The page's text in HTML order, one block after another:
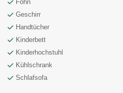
Föhn
Geschirr
Handtücher
Kinderbett
Kinderhochstuhl
Kühlschrank
Schlafsofa